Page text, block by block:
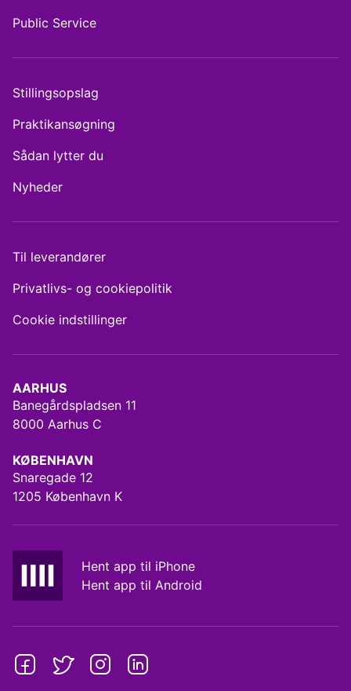
AARHUS
Banegårdspladsen 11
8000 Aarhus C
KØBENHAVN
Snaregade 12
1205 København K
Hent app til iPhone
Hent app til Android
Public Service
Stillingsopslag
Praktikansøgning
Sådan lytter du
Nyheder
Til leverandører
Privatlivs- og cookiepolitik
Cookie indstillinger